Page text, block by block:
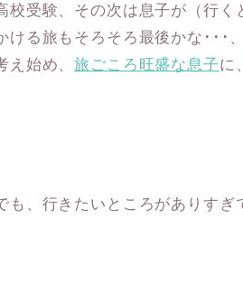
校受験、その次は息子が（行く
ける旅もそろそろ最後かな･･･
え始め、旅ごころ旺盛な息子に
も、行きたいところがありすぎ